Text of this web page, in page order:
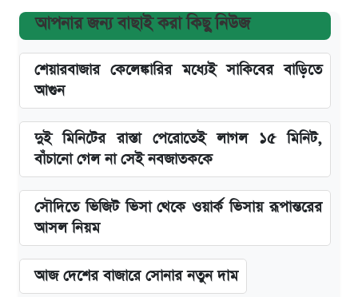
আপনার জন্য বাছাই করা কিছু নিউজ
শেয়ারবাজার কেলেঙ্কারির মধ্যেই সাকিবের বাড়িতে
আগুন
দুই মিনিটের রাস্তা পেরোতেই লাগল ১৫ মিনিট,
বাঁচানো গেল না সেই নবজাতককে
সৌদিতে ভিজিট ভিসা থেকে ওয়ার্ক ভিসায় রূপান্তরের
আসল নিয়ম
আজ দেশের বাজারে সোনার নতুন দাম